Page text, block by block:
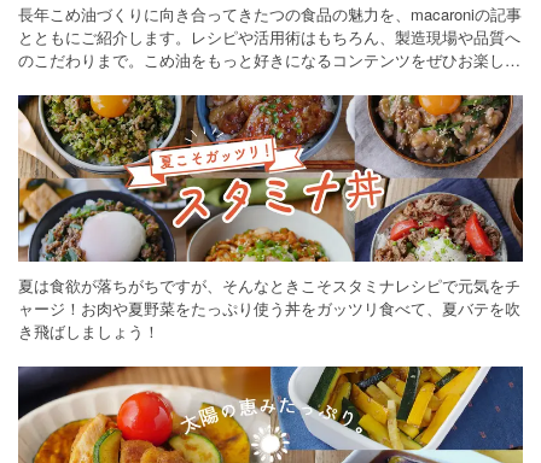
長年こめ油づくりに向き合ってきたつの食品の魅力を、macaroniの記事
とともにご紹介します。レシピや活用術はもちろん、製造現場や品質へ
のこだわりまで。こめ油をもっと好きになるコンテンツをぜひお楽しみ
夏は食欲が落ちがちですが、そんなときこそスタミナレシピで元気をチ
ャージ！お肉や夏野菜をたっぷり使う丼をガッツリ食べて、夏バテを吹
き飛ばしましょう！